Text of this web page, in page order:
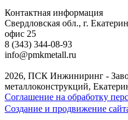
Контактная информация
Свердловская обл., г.
офис 25
8 (343) 344-08-93
info@pmkmetall.ru
2026, ПСК Инжиниринг -
металлоконструкций,
Соглашение на обработку
Создание и продвижение